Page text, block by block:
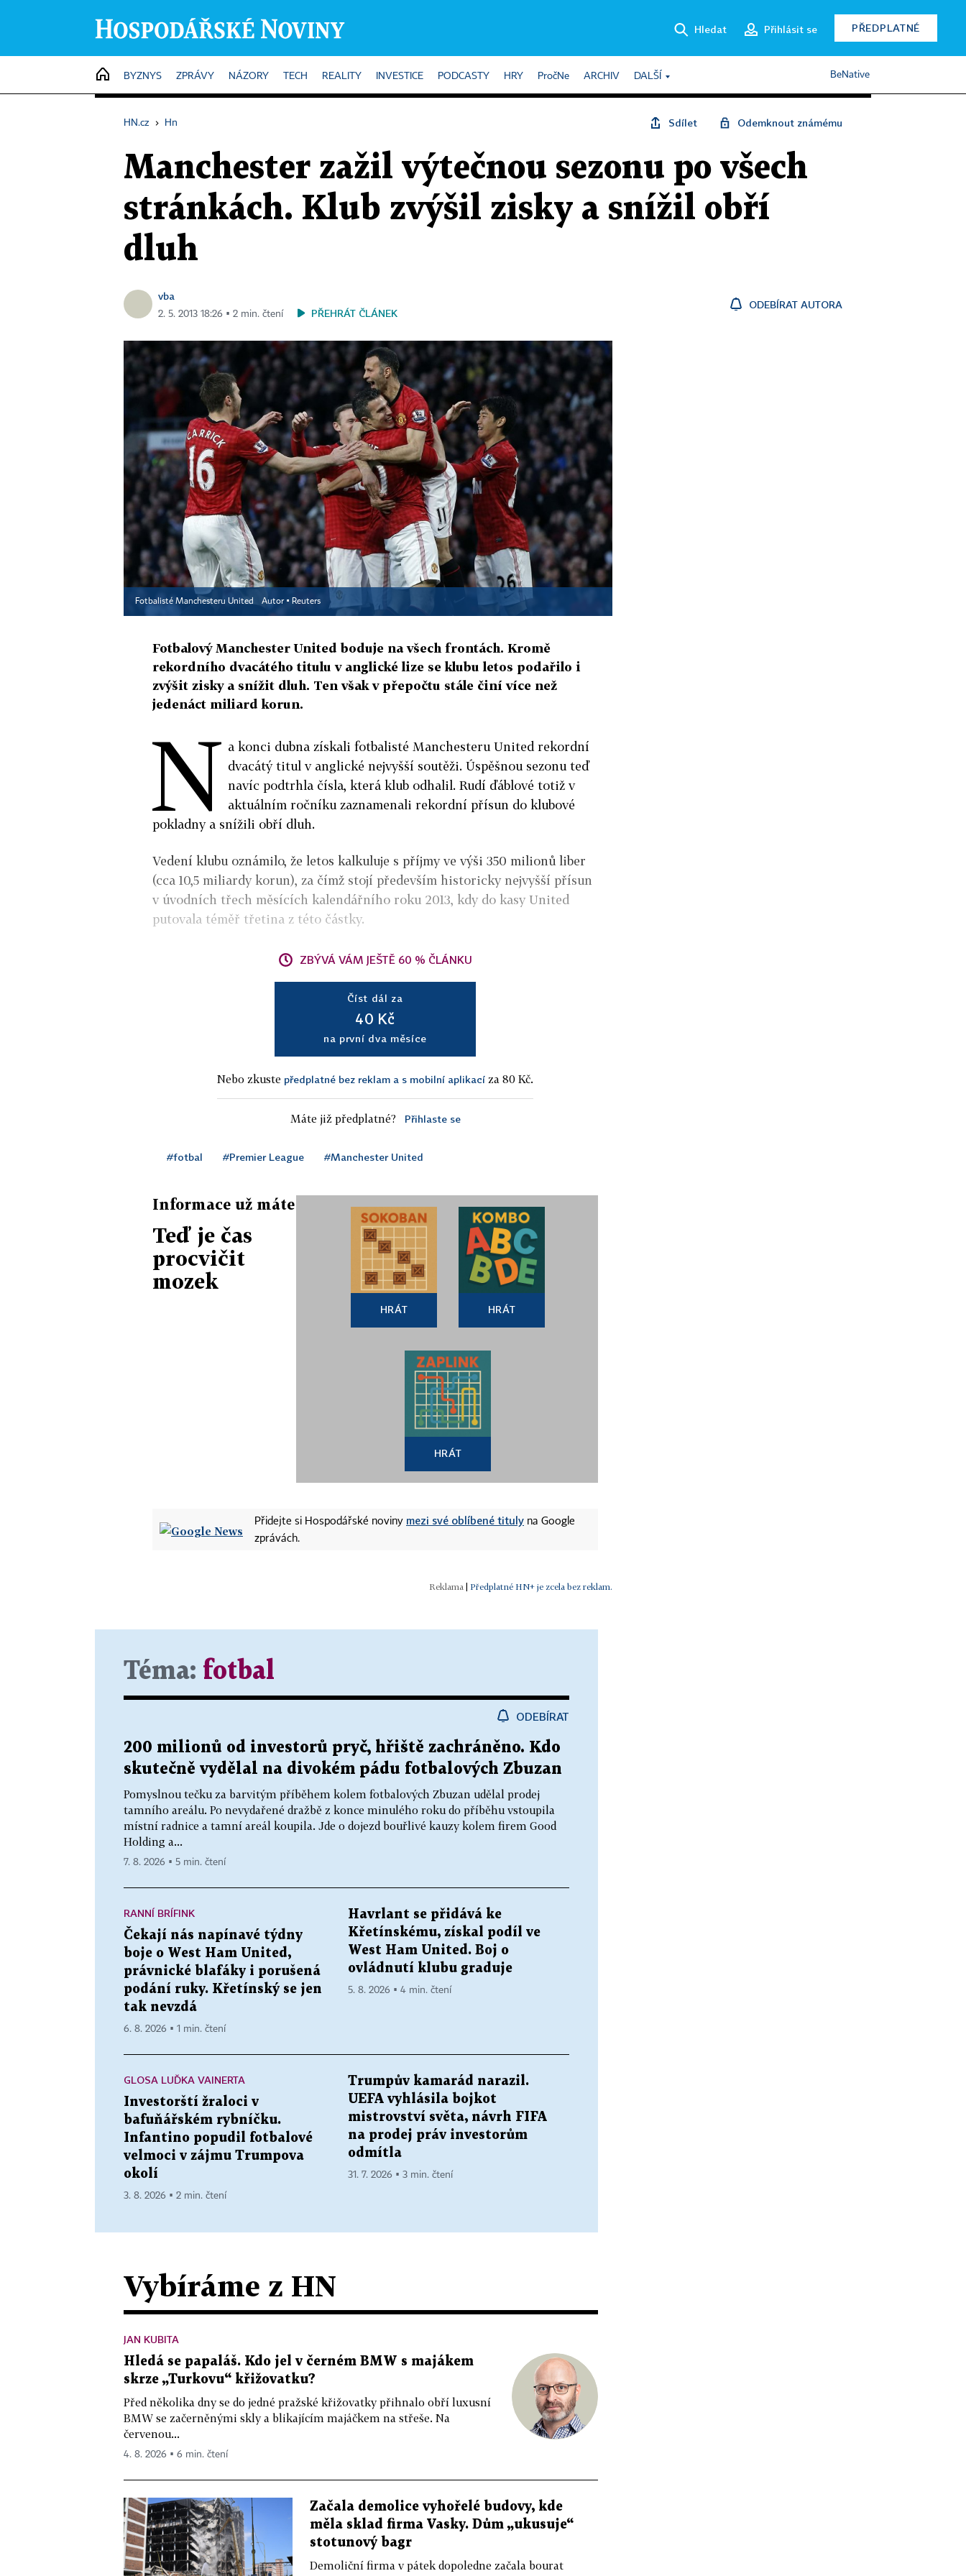
Hledat Přihlásit se PŘEDPLATNÉ
HOME
BYZNYS ZPRÁVY NÁZORY TECH REALITY INVESTICE PODCASTY HRY PročNe ARCHIV DALŠÍ BeNative
HN.cz › Hn Sdílet Odemknout známému
Manchester zažil výtečnou sezonu po všech
stránkách. Klub zvýšil zisky a snížil obří
dluh
vba
2. 5. 2013 18:26 ▪ 2 min. čtení PŘEHRÁT ČLÁNEK
ODEBÍRAT AUTORA
Fotbalisté Manchesteru United Autor ▪ Reuters
Fotbalový Manchester United boduje na všech frontách. Kromě
rekordního dvacátého titulu v anglické lize se klubu letos podařilo i
zvýšit zisky a snížit dluh. Ten však v přepočtu stále činí více než
jedenáct miliard korun.
N a konci dubna získali fotbalisté Manchesteru United rekordní
dvacátý titul v anglické nejvyšší soutěži. Úspěšnou sezonu teď
navíc podtrhla čísla, která klub odhalil. Rudí ďáblové totiž v
aktuálním ročníku zaznamenali rekordní přísun do klubové
pokladny a snížili obří dluh.
Vedení klubu oznámilo, že letos kalkuluje s příjmy ve výši 350 milionů liber
(cca 10,5 miliardy korun), za čímž stojí především historicky nejvyšší přísun
v úvodních třech měsících kalendářního roku 2013, kdy do kasy United
putovala téměř třetina z této částky.
ZBÝVÁ VÁM JEŠTĚ 60 % ČLÁNKU
Číst dál za
40 Kč
na první dva měsíce
Nebo zkuste předplatné bez reklam a s mobilní aplikací za 80 Kč.
Máte již předplatné? Přihlaste se
#fotbal #Premier League #Manchester United
Informace už máte
Teď je čas
procvičit
mozek
HRÁT HRÁT
HRÁT
Přidejte si Hospodářské noviny mezi své oblíbené tituly na Google
zprávách.
| Předplatné HN+ je zcela bez reklam.
Téma: fotbal
ODEBÍRAT
200 milionů od investorů pryč, hřiště zachráněno. Kdo
skutečně vydělal na divokém pádu fotbalových Zbuzan
Pomyslnou tečku za barvitým příběhem kolem fotbalových Zbuzan udělal prodej
tamního areálu. Po nevydařené dražbě z konce minulého roku do příběhu vstoupila
místní radnice a tamní areál koupila. Jde o dojezd bouřlivé kauzy kolem firem Good
Holding a...
7. 8. 2026 ▪ 5 min. čtení
RANNÍ BRÍFINK
Čekají nás napínavé týdny
boje o West Ham United,
právnické blafáky i porušená
podání ruky. Křetínský se jen
tak nevzdá
6. 8. 2026 ▪ 1 min. čtení
Havrlant se přidává ke
Křetínskému, získal podíl ve
West Ham United. Boj o
ovládnutí klubu graduje
5. 8. 2026 ▪ 4 min. čtení
GLOSA LUĎKA VAINERTA
Investorští žraloci v
bafuňářském rybníčku.
Infantino popudil fotbalové
velmoci v zájmu Trumpova
okolí
3. 8. 2026 ▪ 2 min. čtení
Trumpův kamarád narazil.
UEFA vyhlásila bojkot
mistrovství světa, návrh FIFA
na prodej práv investorům
odmítla
31. 7. 2026 ▪ 3 min. čtení
Vybíráme z HN
JAN KUBITA
Hledá se papaláš. Kdo jel v černém BMW s majákem
skrze „Turkovu“ křižovatku?
Před několika dny se do jedné pražské křižovatky přihnalo obří luxusní
BMW se začerněnými skly a blikajícím majáčkem na střeše. Na
červenou...
4. 8. 2026 ▪ 6 min. čtení
Začala demolice vyhořelé budovy, kde
měla sklad firma Vasky. Dům „ukusuje“
stotunový bagr
Demoliční firma v pátek dopoledne začala bourat